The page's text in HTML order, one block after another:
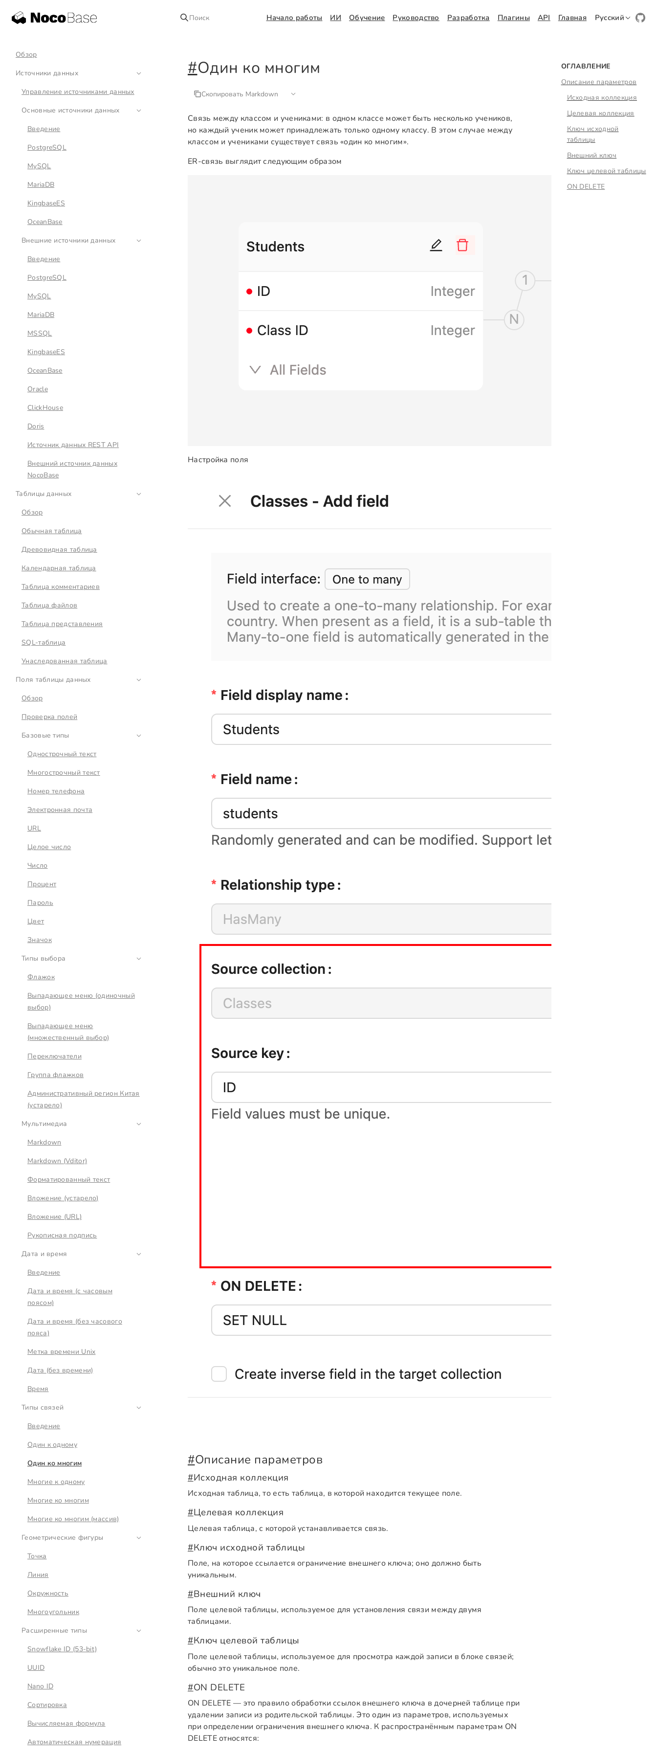
Поиск Начало работы ИИ Обучение Руководство Разработка Плагины API Главная Русский
Обзор
Источники данных
Управление источниками данных
Основные источники данных
Введение
PostgreSQL
MySQL
MariaDB
KingbaseES
OceanBase
Внешние источники данных
Введение
PostgreSQL
MySQL
MariaDB
MSSQL
KingbaseES
OceanBase
Oracle
ClickHouse
Doris
Источник данных REST API
Внешний источник данных
NocoBase
Таблицы данных
Обзор
Обычная таблица
Древовидная таблица
Календарная таблица
Таблица комментариев
Таблица файлов
Таблица представления
SQL-таблица
Унаследованная таблица
Поля таблицы данных
Обзор
Проверка полей
Базовые типы
Однострочный текст
Многострочный текст
Номер телефона
Электронная почта
URL
Целое число
Число
Процент
Пароль
Цвет
Значок
Типы выбора
Флажок
Выпадающее меню (одиночный
выбор)
Выпадающее меню
(множественный выбор)
Переключатели
Группа флажков
Административный регион Китая
(устарело)
Мультимедиа
Markdown
Markdown (Vditor)
Форматированный текст
Вложение (устарело)
Вложение (URL)
Рукописная подпись
Дата и время
Введение
Дата и время (с часовым
поясом)
Дата и время (без часового
пояса)
Метка времени Unix
Дата (без времени)
Время
Типы связей
Введение
Один к одному
Один ко многим
Многие к одному
Многие ко многим
Многие ко многим (массив)
Геометрические фигуры
Точка
Линия
Окружность
Многоугольник
Расширенные типы
Snowflake ID (53-bit)
UUID
Nano ID
Сортировка
Вычисляемая формула
Автоматическая нумерация
#Один ко многим
Скопировать Markdown
Связь между классом и учениками: в одном классе может быть несколько учеников,
но каждый ученик может принадлежать только одному классу. В этом случае между
классом и учениками существует связь «один ко многим».
ER-связь выглядит следующим образом
Настройка поля
#Описание параметров
#Исходная коллекция
Исходная таблица, то есть таблица, в которой находится текущее поле.
#Целевая коллекция
Целевая таблица, с которой устанавливается связь.
#Ключ исходной таблицы
Поле, на которое ссылается ограничение внешнего ключа; оно должно быть
уникальным.
#Внешний ключ
Поле целевой таблицы, используемое для установления связи между двумя
таблицами.
#Ключ целевой таблицы
Поле целевой таблицы, используемое для просмотра каждой записи в блоке связей;
обычно это уникальное поле.
#ON DELETE
ON DELETE — это правило обработки ссылок внешнего ключа в дочерней таблице при
удалении записи из родительской таблицы. Это один из параметров, используемых
при определении ограничения внешнего ключа. К распространённым параметрам ON
DELETE относятся:
ОГЛАВЛЕНИЕ
Описание параметров
Исходная коллекция
Целевая коллекция
Ключ исходной
таблицы
Внешний ключ
Ключ целевой таблицы
ON DELETE